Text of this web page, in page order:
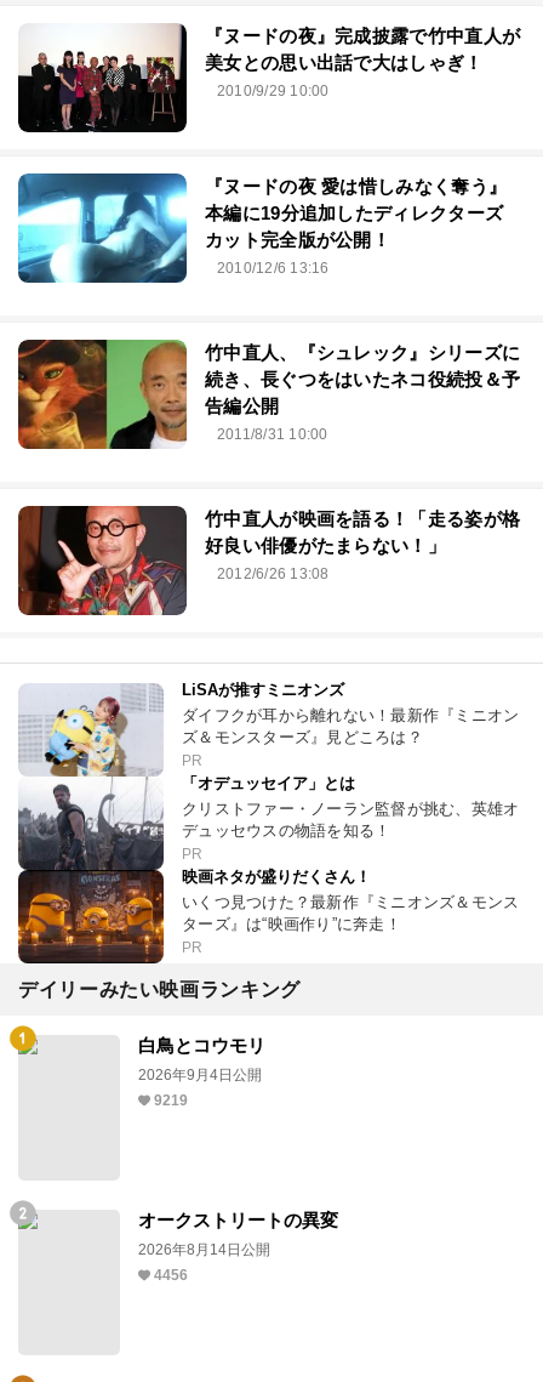
『ヌードの夜』完成披露で竹中直人が
美女との思い出話で大はしゃぎ！
2010/9/29 10:00
『ヌードの夜 愛は惜しみなく奪う』
本編に19分追加したディレクターズ
カット完全版が公開！
2010/12/6 13:16
竹中直人、『シュレック』シリーズに
続き、長ぐつをはいたネコ役続投＆予
告編公開
2011/8/31 10:00
竹中直人が映画を語る！「走る姿が格
好良い俳優がたまらない！」
2012/6/26 13:08
LiSAが推すミニオンズ
ダイフクが耳から離れない！最新作『ミニオン
ズ＆モンスターズ』見どころは？
PR
「オデュッセイア」とは
クリストファー・ノーラン監督が挑む、英雄オ
デュッセウスの物語を知る！
PR
映画ネタが盛りだくさん！
いくつ見つけた？最新作『ミニオンズ＆モンス
ターズ』は“映画作り”に奔走！
PR
デイリーみたい映画ランキング
白鳥とコウモリ
2026年9月4日公開
9219
オークストリートの異変
2026年8月14日公開
4456